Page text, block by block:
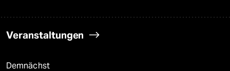
Veranstaltungen
Demnächst